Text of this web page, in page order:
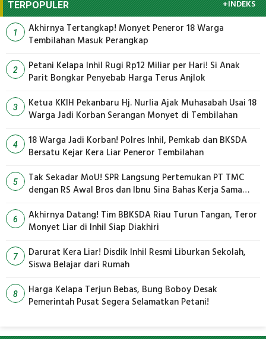
TERPOPULER +INDEKS
1
Akhirnya Tertangkap! Monyet Peneror 18 Warga
Tembilahan Masuk Perangkap
2
Petani Kelapa Inhil Rugi Rp12 Miliar per Hari! Si Anak
Parit Bongkar Penyebab Harga Terus Anjlok
3
Ketua KKIH Pekanbaru Hj. Nurlia Ajak Muhasabah Usai 18
Warga Jadi Korban Serangan Monyet di Tembilahan
4
18 Warga Jadi Korban! Polres Inhil, Pemkab dan BKSDA
Bersatu Kejar Kera Liar Peneror Tembilahan
5
Tak Sekadar MoU! SPR Langsung Pertemukan PT TMC
dengan RS Awal Bros dan Ibnu Sina Bahas Kerja Sama
6
Akhirnya Datang! Tim BBKSDA Riau Turun Tangan, Teror
Monyet Liar di Inhil Siap Diakhiri
7
Darurat Kera Liar! Disdik Inhil Resmi Liburkan Sekolah,
Siswa Belajar dari Rumah
8
Harga Kelapa Terjun Bebas, Bung Boboy Desak
Pemerintah Pusat Segera Selamatkan Petani!